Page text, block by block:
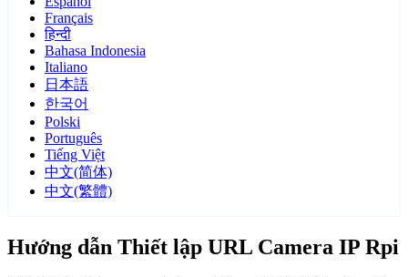
Français
हिन्दी
Bahasa Indonesia
Italiano
日本語
한국어
Polski
Português
Tiếng Việt
中文(简体)
中文(繁體)
Hướng dẫn Thiết lập URL Camera IP Rpi